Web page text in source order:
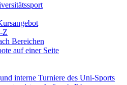
Z
Bereichen
auf einer Seite
interne Turniere des Uni-Sports